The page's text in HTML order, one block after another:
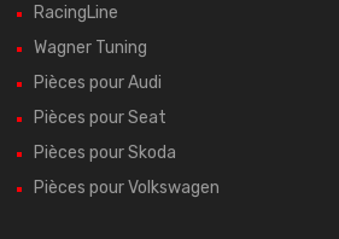
RacingLine
Wagner Tuning
Pièces pour Audi
Pièces pour Seat
Pièces pour Skoda
Pièces pour Volkswagen